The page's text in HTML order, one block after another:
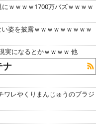
ｗｗｗｗ1700万バズｗｗｗｗ
姿を披露ｗｗｗｗｗｗｗｗｗ
実になるとかｗｗｗｗ 他
ナ
ワレやくりまんじゅうのブラジ